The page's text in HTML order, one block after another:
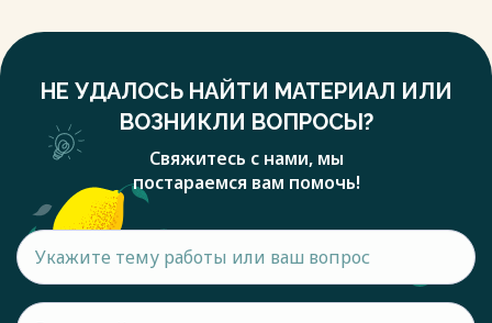
НЕ УДАЛОСЬ НАЙТИ МАТЕРИАЛ ИЛИ
ВОЗНИКЛИ ВОПРОСЫ?
Свяжитесь с нами, мы
постараемся вам помочь!